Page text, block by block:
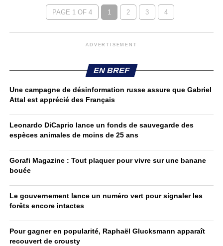
PAGE 1 OF 4 1 2 3 4
ADVERTISEMENT
EN BREF
Une campagne de désinformation russe assure que Gabriel
Attal est apprécié des Français
Leonardo DiCaprio lance un fonds de sauvegarde des
espèces animales de moins de 25 ans
Gorafi Magazine : Tout plaquer pour vivre sur une banane
bouée
Le gouvernement lance un numéro vert pour signaler les
forêts encore intactes
Pour gagner en popularité, Raphaël Glucksmann apparaît
recouvert de crousty